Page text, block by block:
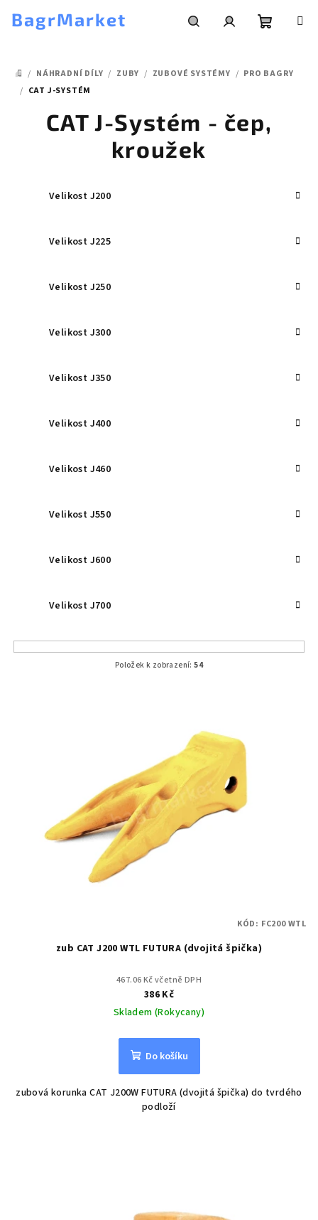
BagrMarket
DOMŮ
/ NÁHRADNÍ DÍLY / ZUBY / ZUBOVÉ SYSTÉMY / PRO BAGRY
/ CAT J-SYSTÉM
CAT J-Systém - čep,
kroužek
Velikost J200
Velikost J225
Velikost J250
Velikost J300
Velikost J350
Velikost J400
Velikost J460
Velikost J550
Velikost J600
Velikost J700
Položek k zobrazení:54
zub CAT J200 WTL FUTURA (dvojitá špička)
467.06 Kč včetně DPH
386 Kč
Skladem (Rokycany)
Do košíku
zubová korunka CAT J200W FUTURA (dvojitá špička) do tvrdého
podloží
KÓD: FC200 WTL